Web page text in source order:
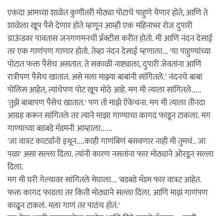
एकदा आमच्या शाळेत कुणीतरी मोठ्या पोटाचे पाहुणे येणार होते, आणि ते
शाळेला खूप पैसे देणार होते म्हणून आम्ही एक महिनाभर रोज दुपारी
ग्राऊंडवर पावतास जनगणमनची प्रॅक्टीस करीत होतो. मी आणि नंदन देसाई
तर एक गाणंपण गाणार होतो. तेव्हा नंदन देसाई म्हणाला... 'या पाहुण्यांच्या
पोटात फक्त पैसेच असतात. ते सकाळी नाष्ट्याला, दुपारी जेवतांना आणि
रात्रीपण पैसेच खातात. असे मला माझ्या बाबांनी सांगितले.' नंदनचे बाबा
पोलिस आहेत, त्यांचेपण पोट खूप मोठे आहे. मग मी त्याला सांगितले.....
'तुझे बाबापण पैसेच खातात.' पण तो माझे ऐकेचना. मग मी त्याला तीनदा
आग्रह करून सांगितले तर त्याने माझा गाण्याचा कागद फाडून टाकला. मग
गाण्याच्या बडबडे मॅडमनी आम्हाला......
'जा वात्रट कार्ट्यांनो इथून....काही गाणंबिणं बसवणार नाही मी तुमचं.. जा
पळा' असा सल्ला दिला. त्यांनी कारण नसतांना फार मोठ्याने ओरडून सल्ला
दिला.
मग मी घरी गेल्यावर सांगितले मेघाला... 'बडबडे मॅडम फार वात्रट आहेत.
फक्त कागद फाडला तर किती मोठ्याने सल्ला दिला. आणि माझं गाणंपण
काढून टाकलं. मला गाणं तर पाठंच होतं.'